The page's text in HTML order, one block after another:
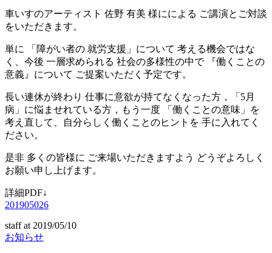
車いすのアーティスト 佐野 有美 様にによる ご講演とご対談
をいただきます。
単に 「障がい者の 就労支援」について 考える機会ではな
く、今後 一層求められる 社会の多様性の中で 『働くことの
意義』について ご提案いただく予定です。
長い連休が終わり 仕事に意欲が持てなくなった方，「5月
病」に悩ませれている方，もう一度 「働くことの意味」を
考え直して、自分らしく働くことのヒントを 手に入れてく
ださい。
是非 多くの皆様に ご来場いただきますよう どうぞよろしく
お願い申し上げます。
詳細PDF↓
201905026
staffat 2019/05/10
お知らせ